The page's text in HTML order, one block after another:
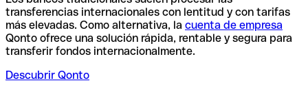
transferencias internacionales con lentitud y con tarifas
más elevadas. Como alternativa, la cuenta de empresa
Qonto ofrece una solución rápida, rentable y segura para
transferir fondos internacionalmente.
Descubrir Qonto